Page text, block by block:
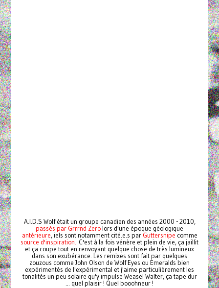
A.I.D.S Wolf était un groupe canadien des années 2000 - 2010,
passés par Grrrnd Zerolors d'une époque géologique
antérieure, iels sont notamment cité.e.s par Guttersnipe comme
source d'inspiration. C'est à la fois vénère et plein de vie, ça jaillit
et ça coupe tout en renvoyant quelque chose de très lumineux
dans son exubérance. Les remixes sont fait par quelques
zouzous comme John Olson de Wolf Eyes ou Emeralds bien
expérimentés de l'expérimental et j'aime particulièrement les
tonalités un peu solaire qu'y impulse Weasel Walter, ça tape dur
... quel plaisir ! Quel booohneur !